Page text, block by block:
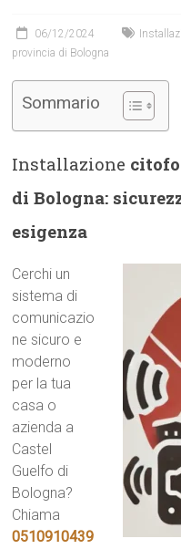
06/12/2024
provincia di Bologna
Sommario
Installazione
di Bologna:
esigenza
Cerchi un
sistema di
comunicazio
ne sicuro e
moderno
per la tua
casa o
azienda a
Castel
Guelfo di
Bologna?
Chiama
0510910439